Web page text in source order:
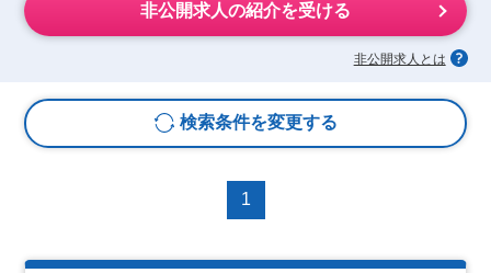
非公開求人の紹介を受ける
非公開求人とは
検索条件を変更する
1